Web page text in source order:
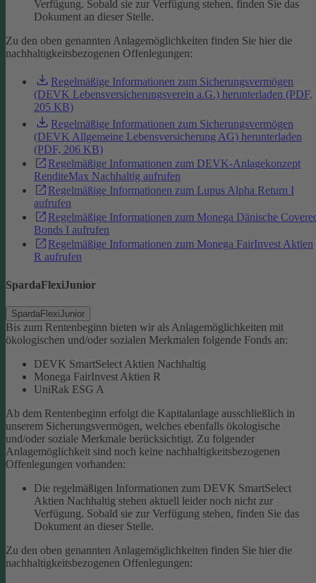
Verfügung. Sobald sie zur Verfügung stehen, finden Sie das
Dokument an dieser Stelle.
Zu den oben genannten Anlagemöglichkeiten finden Sie hier die
nachhaltigkeitsbezogenen Offenlegungen:
Regelmäßige Informationen zum Sicherungsvermögen
(DEVK Lebensversicherungsverein a.G.) herunterladen (PDF,
205 KB)
Regelmäßige Informationen zum Sicherungsvermögen
(DEVK Allgemeine Lebensversicherung AG) herunterladen
(PDF, 206 KB)
Regelmäßige Informationen zum DEVK-Anlagekonzept
RenditeMax Nachhaltig aufrufen
Regelmäßige Informationen zum Lupus Alpha Return I
aufrufen
Regelmäßige Informationen zum Monega Dänische
Bonds I aufrufen
Regelmäßige Informationen zum Monega FairInvest Aktien
R aufrufen
SpardaFlexiJunior
SpardaFlexiJunior
Bis zum Rentenbeginn bieten wir als Anlagemöglichkeiten mit
ökologischen und/oder sozialen Merkmalen folgende Fonds an:
DEVK SmartSelect Aktien Nachhaltig
Monega FairInvest Aktien R
UniRak ESG A
Ab dem Rentenbeginn erfolgt die Kapitalanlage ausschließlich in
unserem Sicherungsvermögen, welches ebenfalls ökologische
und/oder soziale Merkmale berücksichtigt. Zu folgender
Anlagemöglichkeit sind noch keine nachhaltigkeitsbezogenen
Offenlegungen vorhanden:
Die regelmäßigen Informationen zum DEVK SmartSelect
Aktien Nachhaltig stehen aktuell leider noch nicht zur
Verfügung. Sobald sie zur Verfügung stehen, finden Sie das
Dokument an dieser Stelle.
Zu den oben genannten Anlagemöglichkeiten finden Sie hier die
nachhaltigkeitsbezogenen Offenlegungen: